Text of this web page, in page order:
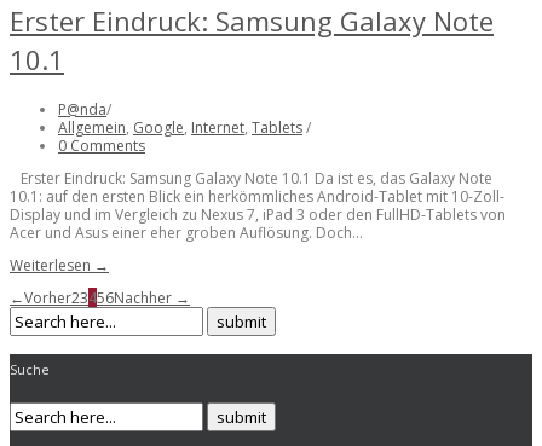
Erster Eindruck: Samsung Galaxy Note
10.1
P@nda/
Allgemein, Google, Internet, Tablets/
0 Comments
Erster Eindruck: Samsung Galaxy Note 10.1 Da ist es, das Galaxy Note
10.1: auf den ersten Blick ein herkömmliches Android-Tablet mit 10-Zoll-
Display und im Vergleich zu Nexus 7, iPad 3 oder den FullHD-Tablets von
Acer und Asus einer eher groben Auflösung. Doch...
Weiterlesen →
←Vorher23456Nachher →
Suche